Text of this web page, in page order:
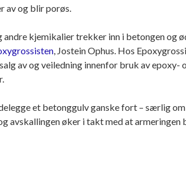
av og blir porøs.
kjemikalier trekker inn i betongen og
, Jostein Ophus. Hos
av og veiledning innenfor bruk av epoxy-
et betonggulv ganske fort – særlig
avskallingen øker i takt med at armeringen